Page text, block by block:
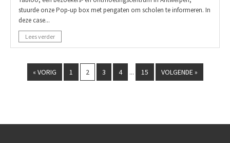
stuurde onze Pop-up box met pengaten om scholen te informeren. In
deze case...
Lees verder
« VORIG 1 2 3 4 ... 15 VOLGENDE »